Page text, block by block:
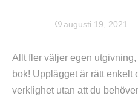
augusti 19, 2021
Allt fler väljer egen
bok! Upplägget är rätt enkelt
verklighet utan att du